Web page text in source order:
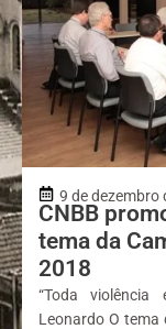
9 de dezembro
CNBB
tema da
2018
“Toda
Leonardo O